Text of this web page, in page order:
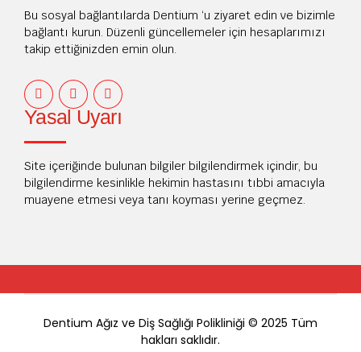
Bu sosyal bağlantılarda Dentium ‘u ziyaret edin ve bizimle
bağlantı kurun. Düzenli güncellemeler için hesaplarımızı
takip ettiğinizden emin olun.
Yasal Uyarı
Site içeriğinde bulunan bilgiler bilgilendirmek içindir, bu
bilgilendirme kesinlikle hekimin hastasını tıbbi amacıyla
muayene etmesi veya tanı koyması yerine geçmez.
Dentium Ağız ve Diş Sağlığı Polikliniği © 2025 Tüm
hakları saklıdır.